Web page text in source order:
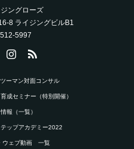
ングローズ
8 ライジングビルB1
5997
ーマン対面コンサル
成セミナー（特別開催）
報（一覧）
ップアカデミー2022
ウェブ動画 一覧